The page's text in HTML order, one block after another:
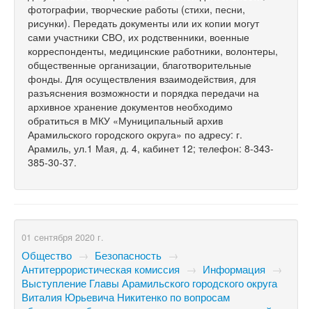
фотографии, творческие работы (стихи, песни,
рисунки). Передать документы или их копии могут
сами участники СВО, их родственники, военные
корреспонденты, медицинские работники, волонтеры,
общественные организации, благотворительные
фонды. Для осуществления взаимодействия, для
разъяснения возможности и порядка передачи на
архивное хранение документов необходимо
обратиться в МКУ «Муниципальный архив
Арамильского городского округа» по адресу: г.
Арамиль, ул.1 Мая, д. 4, кабинет 12; телефон: 8-343-
385-30-37.
01 сентября 2020 г.
Общество → Безопасность →
Антитеррористическая комиссия → Информация →
Выступление Главы Арамильского городского округа
Виталия Юрьевича Никитенко по вопросам